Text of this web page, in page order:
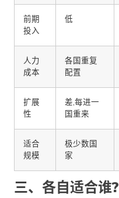
前期
投入
低
人力
成本
各国重复
配置
扩展
性
差,每进一
国重来
适合
规模
极少数国
家
三、各自适合谁?